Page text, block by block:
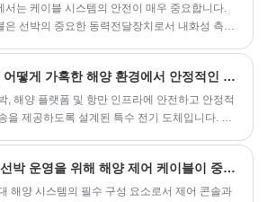
서는 케이블 시스템의 안전이 매우 중요합니다.
선박의 중요한 동력전달장치로서 내화성 측면
니다.
해양 전력 케이블은 어떻게 가혹한 해양 환경에서 안정적인 성능을 보장합니까?
, 해양 플랫폼 및 항만 인프라에 안전하고 안정적
을 제공하도록 설계된 특수 전기 도체입니다. 이
비, 조명, 추진 모터 및 통신 장치와 같은 중요한
는 전원 공급을 유지하는 것입니다.
안전하고 효율적인 선박 운영을 위해 해양 제어 케이블이 중요한 이유는 무엇입니까?
해양 시스템의 필수 구성 요소로서 제어 콘솔과